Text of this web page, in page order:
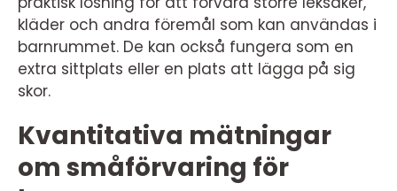
kläder och andra föremål som kan användas i
barnrummet. De kan också fungera som en
extra sittplats eller en plats att lägga på sig
skor.
Kvantitativa mätningar
om småförvaring för